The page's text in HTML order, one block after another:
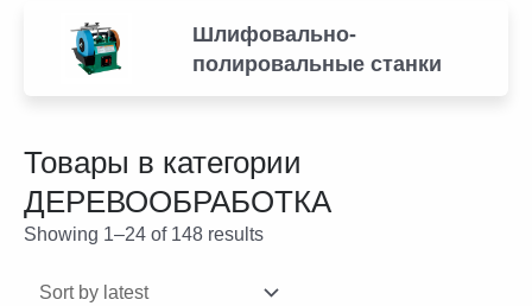
Шлифовально-
полировальные станки
Товары в категории
ДЕРЕВООБРАБОТКА
Showing 1–24 of 148 results